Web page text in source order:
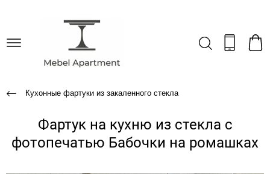
Кухонные фартуки из закаленного стекла
Фартук на кухню из стекла с
фотопечатью Бабочки на ромашках